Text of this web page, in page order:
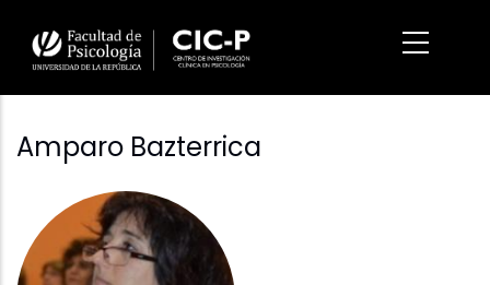
contenido
principal
Amparo Bazterrica
Fotografía